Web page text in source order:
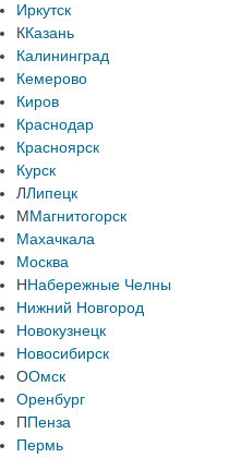
Иркутск
ККазань
Калининград
Кемерово
Киров
Краснодар
Красноярск
Курск
ЛЛипецк
ММагнитогорск
Махачкала
Москва
ННабережные Челны
Нижний Новгород
Новокузнецк
Новосибирск
ООмск
Оренбург
ППенза
Пермь